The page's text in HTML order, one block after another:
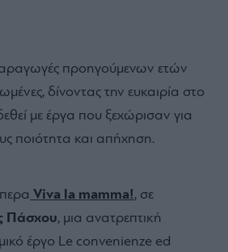
προηγούμενων ετών
δίνοντας την ευκαιρία στο
με έργα που ξεχώρισαν για
ποιότητα και απήχηση.
Viva la mamma!, σε
Πάσχου, μια ανατρεπτική
έργο Le convenienze ed